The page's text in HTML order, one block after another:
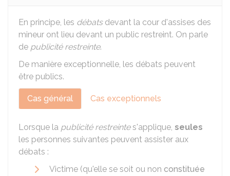
En principe, les débatsdevant la cour d'assises des
mineur ont lieu devant un public restreint. On parle
de publicité restreinte.
De manière exceptionnelle, les débats peuvent
être publics.
Cas général Cas exceptionnels
Lorsque la publicité restreintes'applique, seules
les personnes suivantes peuvent assister aux
débats :
Victime (qu'elle se soit ou non constituée